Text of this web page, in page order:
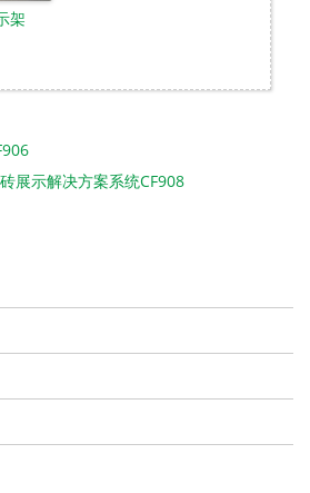
架
展示解决方案系统CF908